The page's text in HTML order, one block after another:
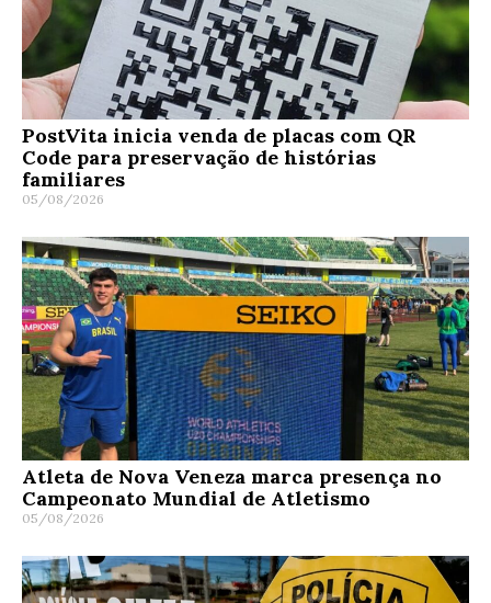
PostVita inicia venda de placas com QR
Code para preservação de histórias
familiares
05/08/2026
Atleta de Nova Veneza marca presença no
Campeonato Mundial de Atletismo
05/08/2026